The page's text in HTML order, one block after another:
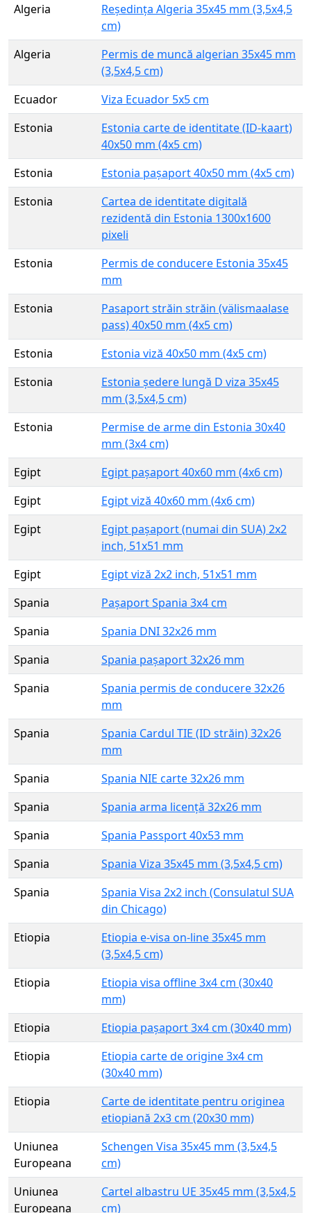
Algeria
Reședința Algeria 35x45 mm (3,5x4,5
cm)
Algeria
Permis de muncă algerian 35x45 mm
(3,5x4,5 cm)
Ecuador
Viza Ecuador 5x5 cm
Estonia
Estonia carte de identitate (ID-kaart)
40x50 mm (4x5 cm)
Estonia
Estonia pașaport 40x50 mm (4x5 cm)
Estonia
Cartea de identitate digitală
rezidentă din Estonia 1300x1600
pixeli
Estonia
Permis de conducere Estonia 35x45
mm
Estonia
Pasaport străin străin (välismaalase
pass) 40x50 mm (4x5 cm)
Estonia
Estonia viză 40x50 mm (4x5 cm)
Estonia
Estonia ședere lungă D viza 35x45
mm (3,5x4,5 cm)
Estonia
Permise de arme din Estonia 30x40
mm (3x4 cm)
Egipt
Egipt pașaport 40x60 mm (4x6 cm)
Egipt
Egipt viză 40x60 mm (4x6 cm)
Egipt
Egipt pașaport (numai din SUA) 2x2
inch, 51x51 mm
Egipt
Egipt viză 2x2 inch, 51x51 mm
Spania
Pașaport Spania 3x4 cm
Spania
Spania DNI 32x26 mm
Spania
Spania pașaport 32x26 mm
Spania
Spania permis de conducere 32x26
mm
Spania
Spania Cardul TIE (ID străin) 32x26
mm
Spania
Spania NIE carte 32x26 mm
Spania
Spania arma licență 32x26 mm
Spania
Spania Passport 40x53 mm
Spania
Spania Viza 35x45 mm (3,5x4,5 cm)
Spania
Spania Visa 2x2 inch (Consulatul SUA
din Chicago)
Etiopia
Etiopia e-visa on-line 35x45 mm
(3,5x4,5 cm)
Etiopia
Etiopia visa offline 3x4 cm (30x40
mm)
Etiopia
Etiopia pașaport 3x4 cm (30x40 mm)
Etiopia
Etiopia carte de origine 3x4 cm
(30x40 mm)
Etiopia
Carte de identitate pentru originea
etiopiană 2x3 cm (20x30 mm)
Uniunea
Europeana
Schengen Visa 35x45 mm (3,5x4,5
cm)
Uniunea
Europeana
Cartel albastru UE 35x45 mm (3,5x4,5
cm)